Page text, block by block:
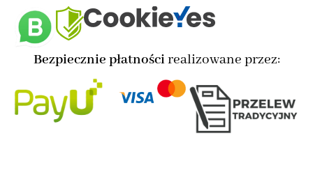
Bezpiecznie płatnościrealizowane przez: